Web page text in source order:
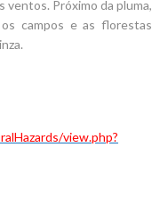
Próximo da pluma,
campos e as florestas
view.php?